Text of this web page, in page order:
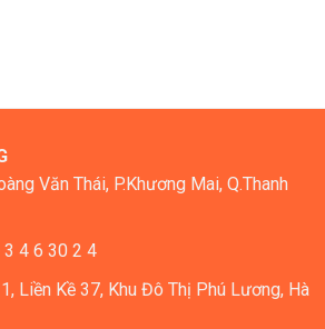
Văn Thái, P.Khương Mai, Q.Thanh
3 4 6 30 2 4
Liền Kề 37, Khu Đô Thị Phú Lương, Hà